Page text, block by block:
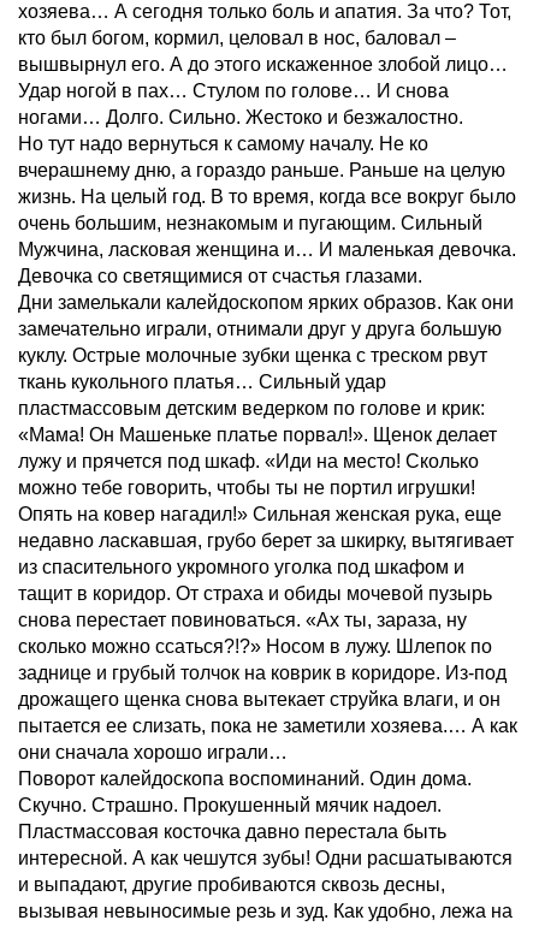
хозяева… А сегодня только боль и апатия. За что? Тот,
кто был богом, кормил, целовал в нос, баловал –
вышвырнул его. А до этого искаженное злобой лицо…
Удар ногой в пах… Стулом по голове… И снова
ногами… Долго. Сильно. Жестоко и безжалостно.
Но тут надо вернуться к самому началу. Не ко
вчерашнему дню, а гораздо раньше. Раньше на целую
жизнь. На целый год. В то время, когда все вокруг было
очень большим, незнакомым и пугающим. Сильный
Мужчина, ласковая женщина и… И маленькая девочка.
Девочка со светящимися от счастья глазами.
Дни замелькали калейдоскопом ярких образов. Как они
замечательно играли, отнимали друг у друга большую
куклу. Острые молочные зубки щенка с треском рвут
ткань кукольного платья… Сильный удар
пластмассовым детским ведерком по голове и крик:
«Мама! Он Машеньке платье порвал!». Щенок делает
лужу и прячется под шкаф. «Иди на место! Сколько
можно тебе говорить, чтобы ты не портил игрушки!
Опять на ковер нагадил!» Сильная женская рука, еще
недавно ласкавшая, грубо берет за шкирку, вытягивает
из спасительного укромного уголка под шкафом и
тащит в коридор. От страха и обиды мочевой пузырь
снова перестает повиноваться. «Ах ты, зараза, ну
сколько можно ссаться?!?» Носом в лужу. Шлепок по
заднице и грубый толчок на коврик в коридоре. Из-под
дрожащего щенка снова вытекает струйка влаги, и он
пытается ее слизать, пока не заметили хозяева.… А как
они сначала хорошо играли…
Поворот калейдоскопа воспоминаний. Один дома.
Скучно. Страшно. Прокушенный мячик надоел.
Пластмассовая косточка давно перестала быть
интересной. А как чешутся зубы! Одни расшатываются
и выпадают, другие пробиваются сквозь десны,
вызывая невыносимые резь и зуд. Как удобно, лежа на